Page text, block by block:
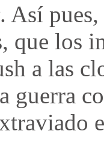
. Así pues,
que los
a las
guerra